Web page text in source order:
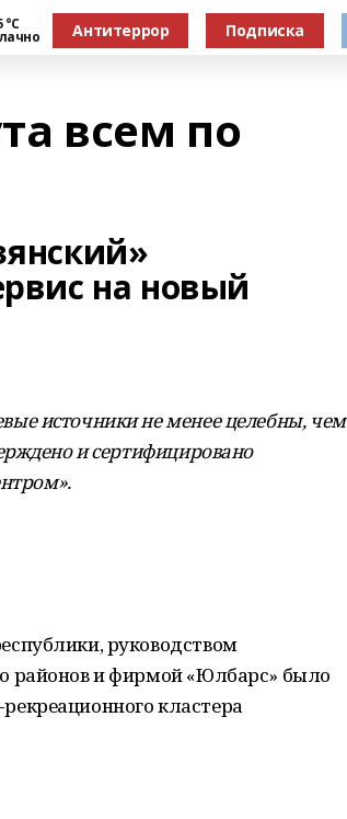
°С Антитеррор Подписка
всем по
на новый
источники не менее целебны, чем
и сертифицировано
руководством
районов и фирмой «Юлбарс» было
кластера